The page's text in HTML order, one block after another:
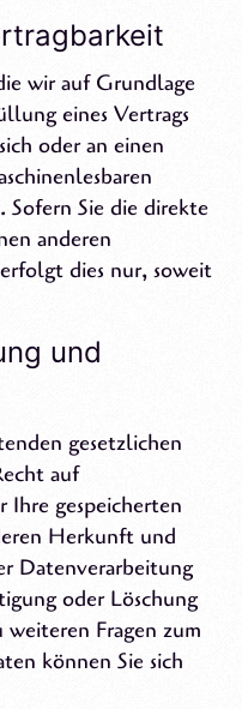
wir auf Grundlage
eines Vertrags
oder an einen
Sofern Sie die direkte
anderen
dies nur, soweit
und
gesetzlichen
auf
gespeicherten
Herkunft und
Datenverarbeitung
oder Löschung
Fragen zum
können Sie sich